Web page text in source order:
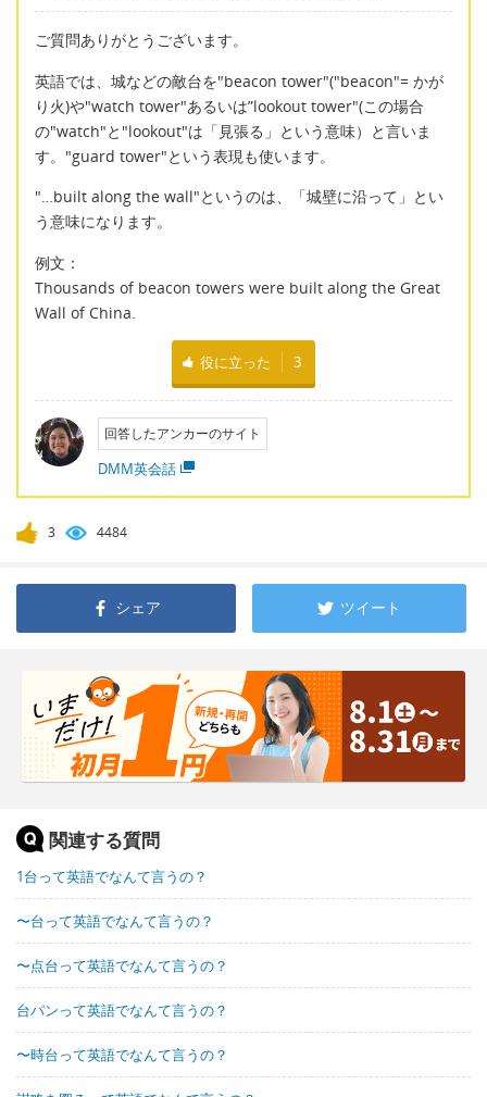
ご質問ありがとうございます。
英語では、城などの敵台を"beacon tower"("beacon"= かが
り火)や"watch tower"あるいは”lookout tower"(この場合
の"watch"と"lookout"は「見張る」という意味）と言いま
す。"guard tower"という表現も使います。
"…built along the wall"というのは、「城壁に沿って」とい
う意味になります。
例文：
Thousands of beacon towers were built along the Great
Wall of China.
役に立った 3
回答したアンカーのサイト
DMM英会話
3 4484
シェア ツイート
関連する質問
1台って英語でなんて言うの？
〜台って英語でなんて言うの？
〜点台って英語でなんて言うの？
台パンって英語でなんて言うの？
〜時台って英語でなんて言うの？